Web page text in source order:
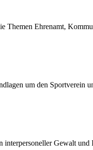
Ehrenamt,
um den Sportverein
Gewalt und